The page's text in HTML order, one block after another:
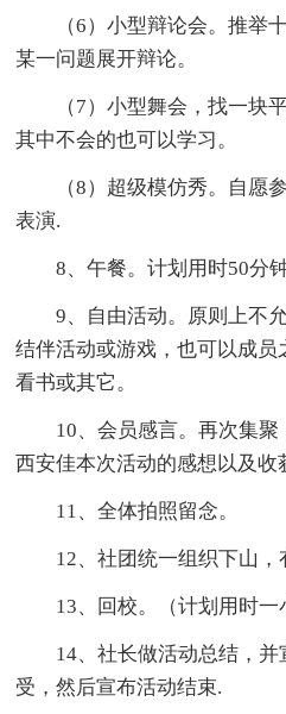
（6）小型辩论会。推举十
某一问题展开辩论。
（7）小型舞会，找一块平
其中不会的也可以学习。
（8）超级模仿秀。自愿参
表演.
8、午餐。计划用时50分钟
9、自由活动。原则上不允
结伴活动或游戏，也可以成员
看书或其它。
10、会员感言。再次集聚
西安佳本次活动的感想以及收
11、全体拍照留念。
12、社团统一组织下山，
13、回校。（计划用时一
14、社长做活动总结，并
受，然后宣布活动结束.